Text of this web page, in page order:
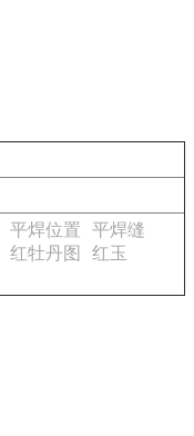
平焊位置
平焊缝
红牡丹图
红玉